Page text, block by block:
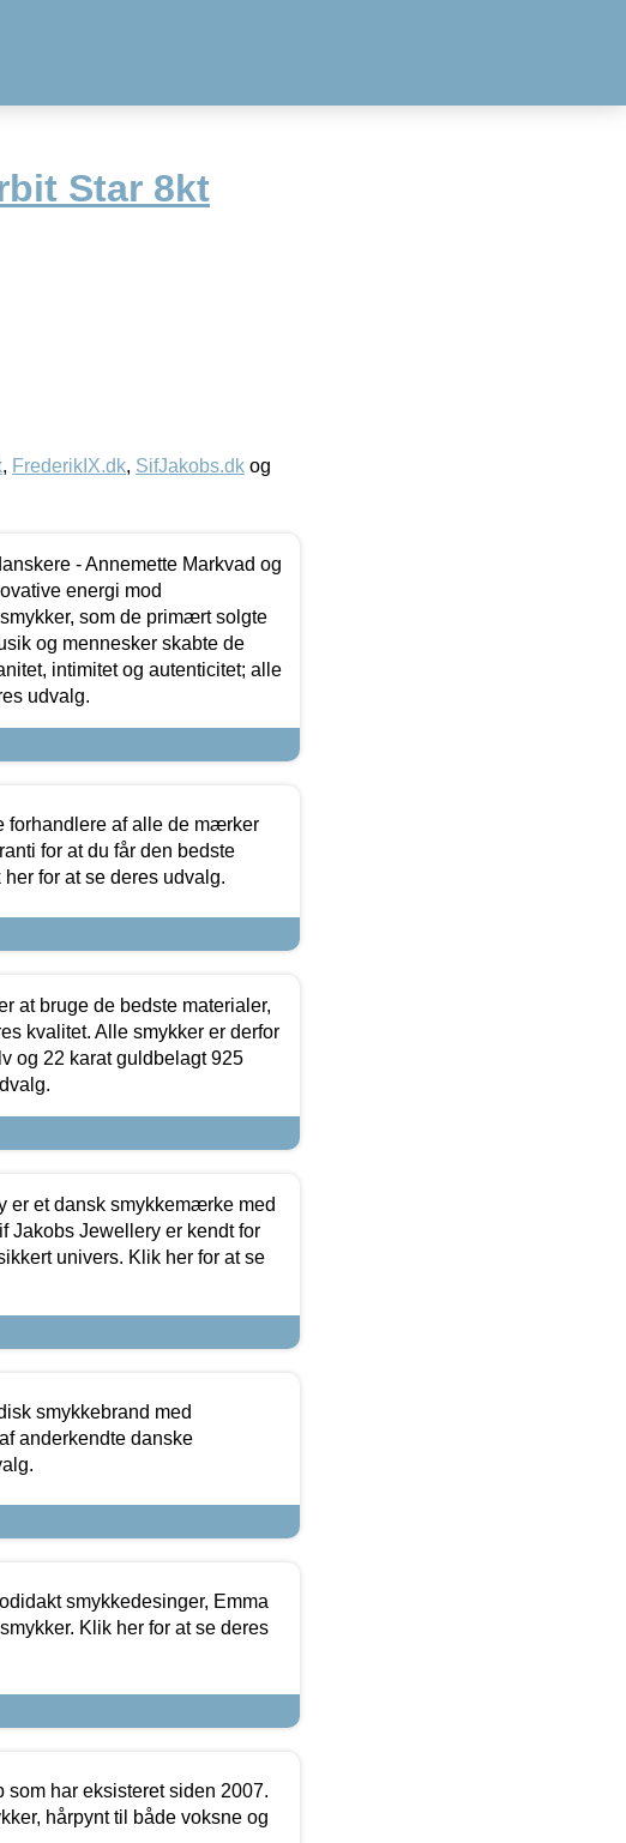
Star 8kt
, FrederikIX.dk, SifJakobs.dk og
- Annemette Markvad og
energi mod
som de primært solgte
og mennesker skabte de
intimitet og autenticitet; alle
udvalg.
forhandlere af alle de mærker
for at du får den bedste
for at se deres udvalg.
at bruge de bedste materialer,
kvalitet. Alle smykker er derfor
og 22 karat guldbelagt 925
er et dansk smykkemærke med
Jakobs Jewellery er kendt for
univers. Klik her for at se
smykkebrand med
anderkendte danske
smykkedesinger, Emma
Klik her for at se deres
har eksisteret siden 2007.
hårpynt til både voksne og